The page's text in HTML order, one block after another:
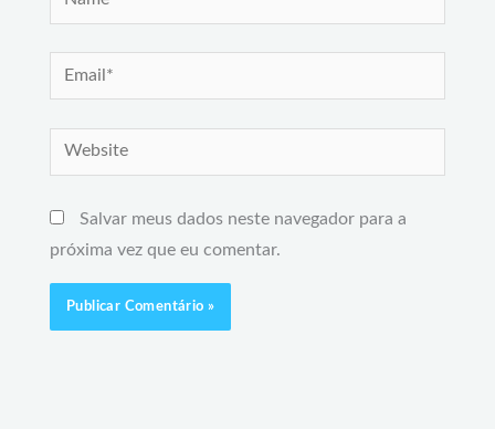
Email*
Website
Salvar meus dados neste navegador para a
próxima vez que eu comentar.